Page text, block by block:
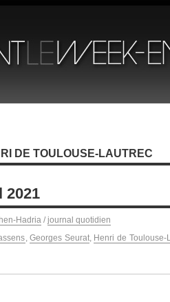
DE TOULOUSE-LAUTREC
2021
Hadria / journal quotidien
,Georges Seurat, Henri de Toulouse-